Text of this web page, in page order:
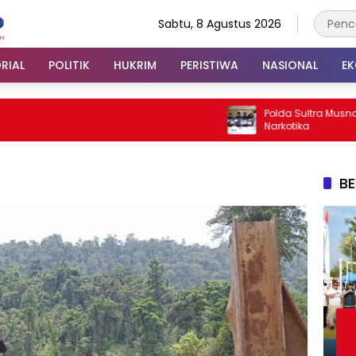
Sabtu, 8 Agustus 2026
POLITIK HUKRIM PERISTIWA NASIONAL
Polda Sultra Musnahkan
Narkotika